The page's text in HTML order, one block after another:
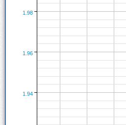
1.94
1.96
1.98